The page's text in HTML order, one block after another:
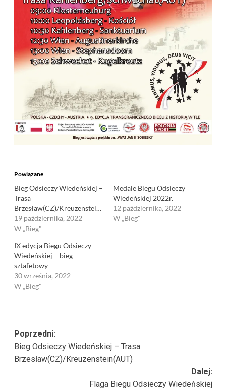
Powiązane
Bieg Odsieczy Wiedeńskiej –
Trasa
Brzesław(CZ)/Kreuzenstein(AUT)
19 października, 2022
W „Bieg"
Medale Biegu Odsieczy
Wiedeńskiej 2022r.
12 października, 2022
W „Bieg"
IX edycja Biegu Odsieczy
Wiedeńskiej – bieg
sztafetowy
30 września, 2022
W „Bieg"
Zobacz
wpisy
Poprzedni:
Bieg Odsieczy Wiedeńskiej – Trasa
Brzesław(CZ)/Kreuzenstein(AUT)
Dalej:
Flaga Biegu Odsieczy Wiedeńskiej